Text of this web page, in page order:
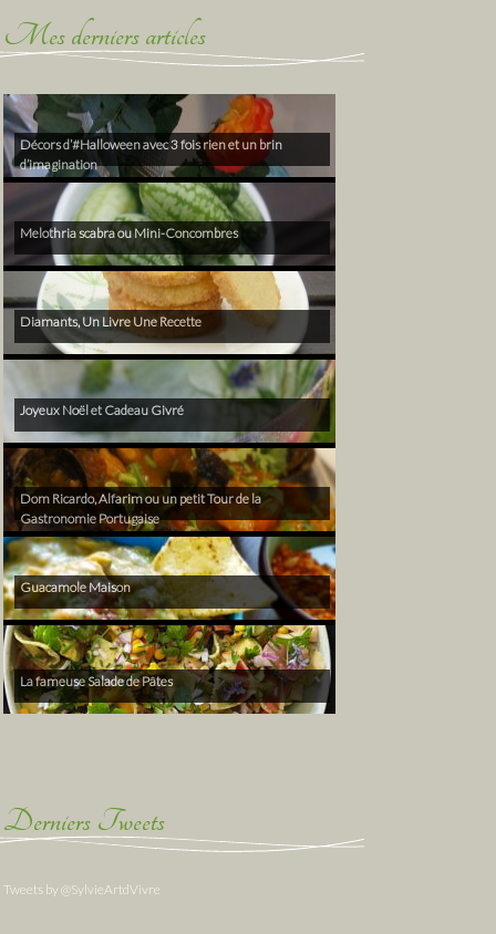
Mes derniers articles
Décors d’#Halloween avec 3 fois rien et un brin
d’imagination
Melothria scabra ou Mini-Concombres
Diamants, Un Livre Une Recette
Joyeux Noël et Cadeau Givré
Dom Ricardo, Alfarim ou un petit Tour de la
Gastronomie Portugaise
Guacamole Maison
La fameuse Salade de Pâtes
Derniers Tweets
Tweets by @SylvieArtdVivre